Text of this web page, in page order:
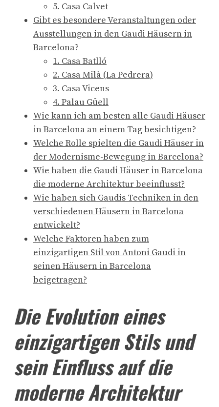
5. Casa Calvet
Gibt es besondere Veranstaltungen oder
Ausstellungen in den Gaudi Häusern in
Barcelona?
1. Casa Batlló
2. Casa Milà (La Pedrera)
3. Casa Vicens
4. Palau Güell
Wie kann ich am besten alle Gaudi Häuser
in Barcelona an einem Tag besichtigen?
Welche Rolle spielten die Gaudi Häuser in
der Modernisme-Bewegung in Barcelona?
Wie haben die Gaudi Häuser in Barcelona
die moderne Architektur beeinflusst?
Wie haben sich Gaudis Techniken in den
verschiedenen Häusern in Barcelona
entwickelt?
Welche Faktoren haben zum
einzigartigen Stil von Antoni Gaudi in
seinen Häusern in Barcelona
beigetragen?
Die Evolution eines
einzigartigen Stils und
sein Einfluss auf die
moderne Architektur